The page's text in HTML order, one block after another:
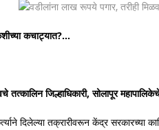
कचाट्यात?…
तत्कालिन जिल्हाधिकारी, सोलापूर
दिलेल्या तक्रारीवरून केंद्र